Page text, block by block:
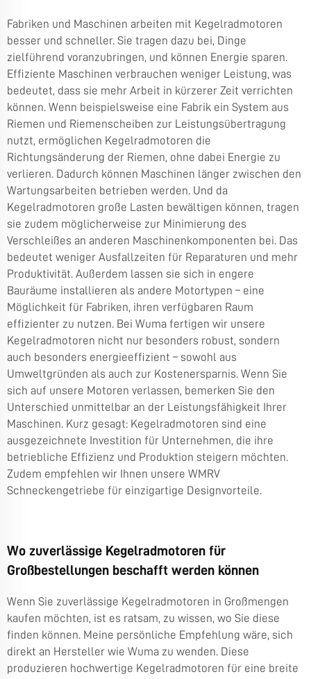
Fabriken und Maschinen arbeiten mit Kegelradmotoren
besser und schneller. Sie tragen dazu bei, Dinge
zielführend voranzubringen, und können Energie sparen.
Effiziente Maschinen verbrauchen weniger Leistung, was
bedeutet, dass sie mehr Arbeit in kürzerer Zeit verrichten
können. Wenn beispielsweise eine Fabrik ein System aus
Riemen und Riemenscheiben zur Leistungsübertragung
nutzt, ermöglichen Kegelradmotoren die
Richtungsänderung der Riemen, ohne dabei Energie zu
verlieren. Dadurch können Maschinen länger zwischen den
Wartungsarbeiten betrieben werden. Und da
Kegelradmotoren große Lasten bewältigen können, tragen
sie zudem möglicherweise zur Minimierung des
Verschleißes an anderen Maschinenkomponenten bei. Das
bedeutet weniger Ausfallzeiten für Reparaturen und mehr
Produktivität. Außerdem lassen sie sich in engere
Bauräume installieren als andere Motortypen – eine
Möglichkeit für Fabriken, ihren verfügbaren Raum
effizienter zu nutzen. Bei Wuma fertigen wir unsere
Kegelradmotoren nicht nur besonders robust, sondern
auch besonders energieeffizient – sowohl aus
Umweltgründen als auch zur Kostenersparnis. Wenn Sie
sich auf unsere Motoren verlassen, bemerken Sie den
Unterschied unmittelbar an der Leistungsfähigkeit Ihrer
Maschinen. Kurz gesagt: Kegelradmotoren sind eine
ausgezeichnete Investition für Unternehmen, die ihre
betriebliche Effizienz und Produktion steigern möchten.
Zudem empfehlen wir Ihnen unsere WMRV
Schneckengetriebe für einzigartige Designvorteile.
Wo zuverlässige Kegelradmotoren für
Großbestellungen beschafft werden können
Wenn Sie zuverlässige Kegelradmotoren in Großmengen
kaufen möchten, ist es ratsam, zu wissen, wo Sie diese
finden können. Meine persönliche Empfehlung wäre, sich
direkt an Hersteller wie Wuma zu wenden. Diese
produzieren hochwertige Kegelradmotoren für eine breite